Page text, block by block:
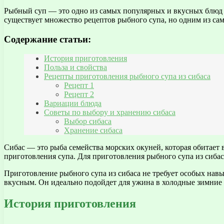
Рыбный суп — это одно из самых популярных и вкусных блюд
существует множество рецептов рыбного супа, но одним из
Содержание статьи:
История приготовления
Польза и свойства
Рецепты приготовления рыбного супа из сибаса
Рецепт 1
Рецепт 2
Вариации блюда
Советы по выбору и хранению сибаса
Выбор сибаса
Хранение сибаса
Сибас — это рыба семейства морских окуней, которая
приготовления супа. Для приготовления рыбного супа из
Приготовление рыбного супа из сибаса не требует особых
вкусным. Он идеально подойдет для ужина в холодные
История приготовления